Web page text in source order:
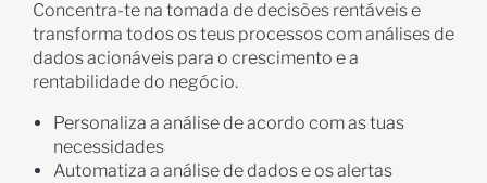
Concentra-te na tomada de decisões rentáveis e
transforma todos os teus processos com análises de
dados acionáveis para o crescimento e a
rentabilidade do negócio.
Personaliza a análise de acordo com as tuas
necessidades
Automatiza a análise de dados e os alertas